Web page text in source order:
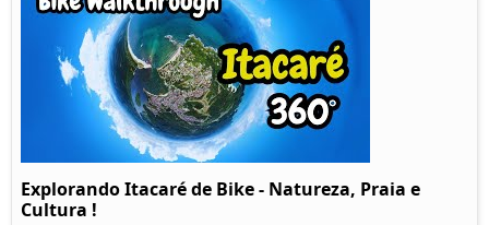
Explorando Itacaré de Bike - Natureza, Praia e
Cultura !